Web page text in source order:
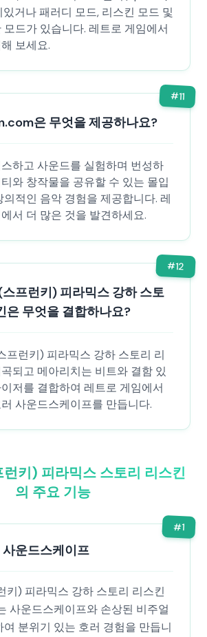
있거나 패러디 모드, 리스킨 모드 및
모드가 있습니다. 레트로 게임에서
보세요.
#11
은 무엇을 제공하나요?
하고 사운드를 실험하며 번성하
와 창작물을 공유할 수 있는 몰입
의적인 음악 경험을 제공합니다. 레
서 더 많은 것을 발견하세요.
#12
프런키) 피라믹스 강하 스토
은 무엇을 결합하나요?
프런키) 피라믹스 강하 스토리 리
되고 메아리치는 비트와 결함 있
저를 결합하여 레트로 게임에서
사운드스케이프를 만듭니다.
키) 피라믹스 스토리 리스킨
의 주요 기능
#1
운드스케이프
키) 피라믹스 강하 스토리 리스킨
사운드스케이프와 손상된 비주얼
여 분위기 있는 호러 경험을 만듭니